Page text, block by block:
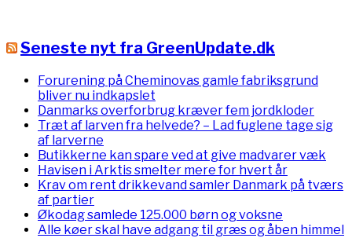
Seneste nyt fra GreenUpdate.dk
Forurening på Cheminovas gamle fabriksgrund
bliver nu indkapslet
Danmarks overforbrug kræver fem jordkloder
Træt af larven fra helvede? – Lad fuglene tage sig
af larverne
Butikkerne kan spare ved at give madvarer væk
Havisen i Arktis smelter mere for hvert år
Krav om rent drikkevand samler Danmark på tværs
af partier
Økodag samlede 125.000 børn og voksne
Alle køer skal have adgang til græs og åben himmel